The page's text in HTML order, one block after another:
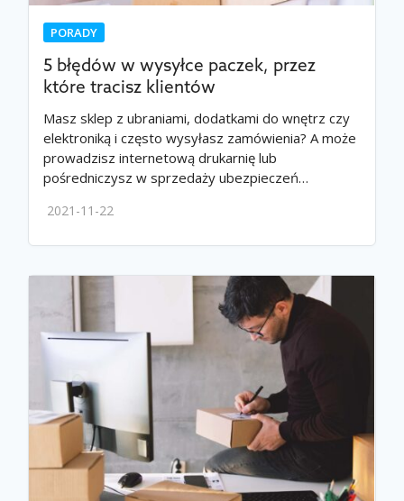
PORADY
5 błędów w wysyłce paczek, przez
które tracisz klientów
Masz sklep z ubraniami, dodatkami do wnętrz czy
elektroniką i często wysyłasz zamówienia? A może
prowadzisz internetową drukarnię lub
pośredniczysz w sprzedaży ubezpieczeń…
2021-11-22